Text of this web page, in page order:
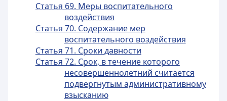
Статья 69. Меры воспитательного
воздействия
Статья 70. Содержание мер
воспитательного воздействия
Статья 71. Сроки давности
Статья 72. Срок, в течение которого
несовершеннолетний считается
подвергнутым административному
взысканию